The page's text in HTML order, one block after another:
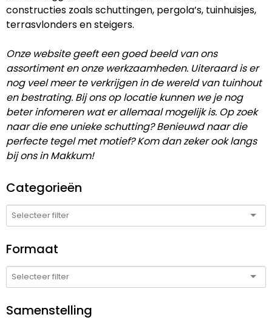
constructies zoals schuttingen, pergola’s, tuinhuisjes,
terrasvlonders en steigers.
Onze website geeft een goed beeld van ons
assortiment en onze werkzaamheden. Uiteraard is er
nog veel meer te verkrijgen in de wereld van tuinhout
en bestrating. Bij ons op locatie kunnen we je nog
beter infomeren wat er allemaal mogelijk is. Op zoek
naar die ene unieke schutting? Benieuwd naar die
perfecte tegel met motief? Kom dan zeker ook langs
bij ons in Makkum!
Categorieën
Formaat
Samenstelling